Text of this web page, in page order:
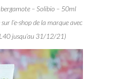
– Solibio – 50ml
l’e-shop de la marque avec
jusqu’au 31/12/21)